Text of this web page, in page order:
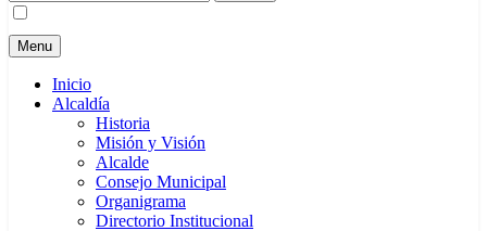
Menu
Inicio
Alcaldía
Historia
Misión y Visión
Alcalde
Consejo Municipal
Organigrama
Directorio Institucional